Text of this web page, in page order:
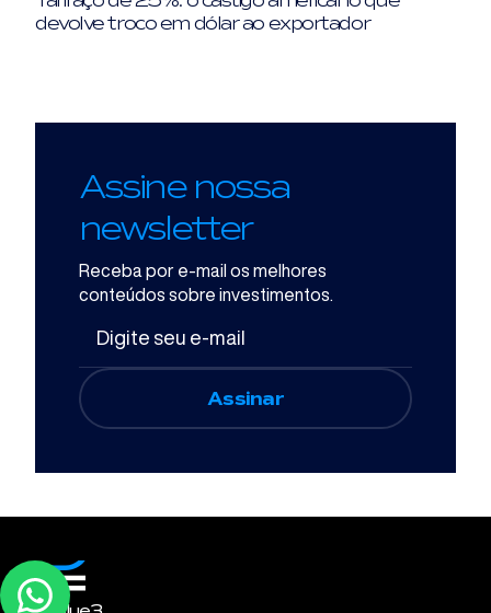
devolve troco em dólar ao exportador
Assine nossa
newsletter
Receba por e-mail os melhores
conteúdos sobre investimentos.